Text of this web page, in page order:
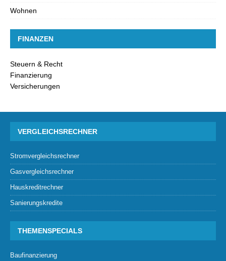
Wohnen
FINANZEN
Steuern & Recht
Finanzierung
Versicherungen
VERGLEICHSRECHNER
Stromvergleichsrechner
Gasvergleichsrechner
Hauskreditrechner
Sanierungskredite
THEMENSPECIALS
Baufinanzierung